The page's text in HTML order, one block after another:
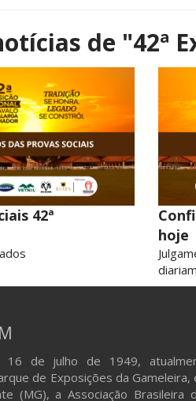
de "42ª
42ª
hoje
16 de julho de 1949,
de Exposições da Gameleira,
(MG), a Associação Brasileira